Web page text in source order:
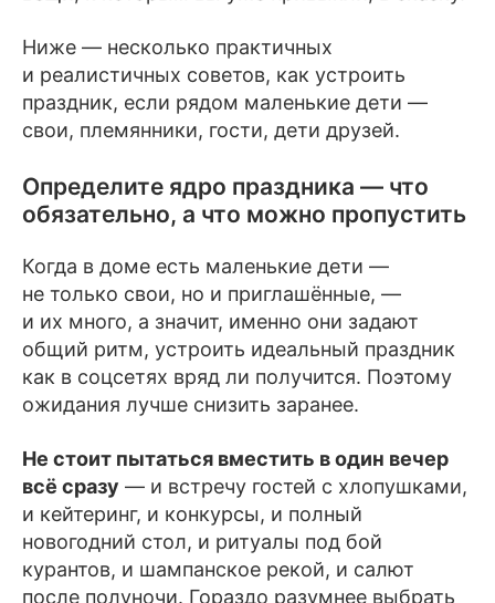
Ниже — несколько практичных
и реалистичных советов, как устроить
праздник, если рядом маленькие дети —
свои, племянники, гости, дети друзей.
Определите ядро праздника — что
обязательно, а что можно пропустить
Когда в доме есть маленькие дети —
не только свои, но и приглашённые, —
и их много, а значит, именно они задают
общий ритм, устроить идеальный праздник
как в соцсетях вряд ли получится. Поэтому
ожидания лучше снизить заранее.
Не стоит пытаться вместить в один вечер
всё сразу — и встречу гостей с хлопушками,
и кейтеринг, и конкурсы, и полный
новогодний стол, и ритуалы под бой
курантов, и шампанское рекой, и салют
после полуночи. Гораздо разумнее выбрать